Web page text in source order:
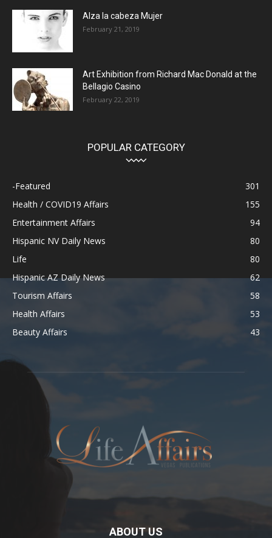
Alza la cabeza Mujer
February 21, 2019
Art Exhibition from Richard Mac Donald at the
Bellagio Casino
February 22, 2019
POPULAR CATEGORY
-Featured
301
Health / COVID19 Affairs
155
Entertainment Affairs
94
Hispanic NV Daily News
80
Life
80
Hispanic AZ Daily News
62
Tourism Affairs
58
Health Affairs
53
Beauty Affairs
43
ABOUT US